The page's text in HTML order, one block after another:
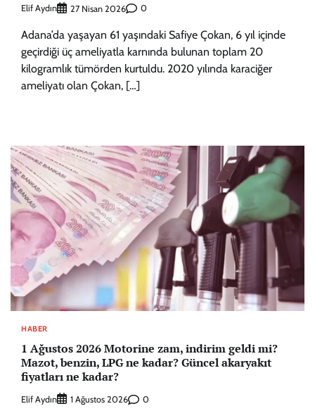
Elif Aydın 27 Nisan 2026 0
Adana’da yaşayan 61 yaşındaki Safiye Çokan, 6 yıl içinde
geçirdiği üç ameliyatla karnında bulunan toplam 20
kilogramlık tümörden kurtuldu. 2020 yılında karaciğer
ameliyatı olan Çokan, […]
HABER
1 Ağustos 2026 Motorine zam, indirim geldi mi?
Mazot, benzin, LPG ne kadar? Güncel akaryakıt
fiyatları ne kadar?
Elif Aydın 1 Ağustos 2026 0